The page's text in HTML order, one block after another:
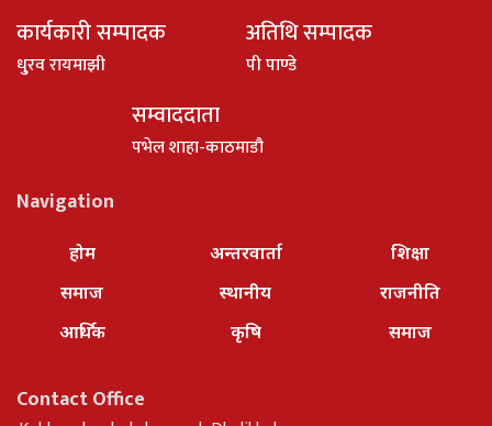
कार्यकारी सम्पादक
धु्रव रायमाझी
अतिथि सम्पादक
पी पाण्डे
सम्वाददाता
पभेल शाहा-काठमाडौ
Navigation
होम
समाज
आर्थिक
अन्तरवार्ता
स्थानीय
कृषि
शिक्षा
राजनीति
समाज
Contact Office